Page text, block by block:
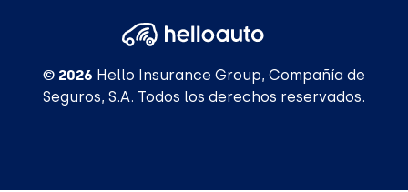
© 2026 Hello Insurance Group, Compañía de
Seguros, S.A. Todos los derechos reservados.